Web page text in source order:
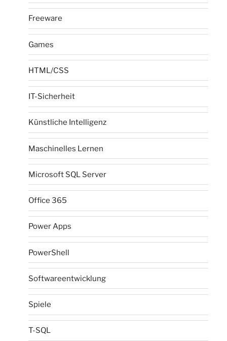
Freeware
Games
HTML/CSS
IT-Sicherheit
Künstliche Intelligenz
Maschinelles Lernen
Microsoft SQL Server
Office 365
Power Apps
PowerShell
Softwareentwicklung
Spiele
T-SQL